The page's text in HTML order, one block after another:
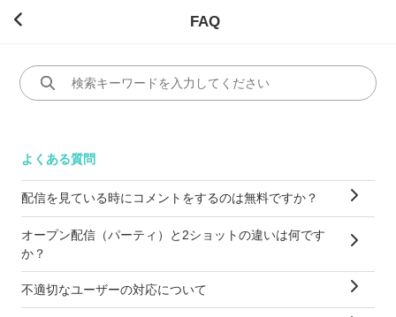
FAQ
よくある質問
配信を見ている時にコメントをするのは無料ですか？
オープン配信（パーティ）と2ショットの違いは何です
か？
不適切なユーザーの対応について